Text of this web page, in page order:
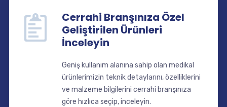
Cerrahi Branşınıza Özel
Geliştirilen Ürünleri
İnceleyin
Geniş kullanım alanına sahip olan medikal
ürünlerimizin teknik detaylarını, özelliklerini
ve malzeme bilgilerini cerrahi branşınıza
göre hızlıca seçip, inceleyin.